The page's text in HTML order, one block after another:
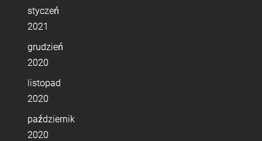
styczeń
2021
grudzień
2020
listopad
2020
październik
2020